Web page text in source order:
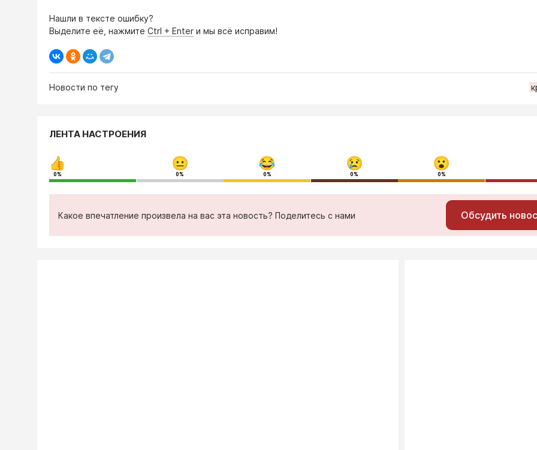
Нашли в тексте ошибку?
Выделите её, нажмите Ctrl + Enter и мы всё исправим!
Новости по тегу
ЛЕНТА НАСТРОЕНИЯ
0% 0% 0% 0% 0%
Какое впечатление произвела на вас эта новость? Поделитесь с нами Обсудить